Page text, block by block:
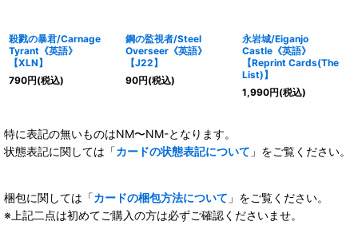
殺戮の暴君/Carnage
Tyrant《英語》
【XLN】
790円(税込)
鋼の監視者/Steel
Overseer《英語》
【J22】
90円(税込)
永岩城/Eiganjo
Castle《英語》
【Reprint Cards(The
List)】
1,990円(税込)
特に表記の無いものはNM〜NM-となります。
状態表記に関しては「カードの状態表記について 」をご覧ください。
梱包に関しては「カードの梱包方法について 」をご覧ください。
※上記二点は初めてご購入の方は必ずご確認くださいませ。